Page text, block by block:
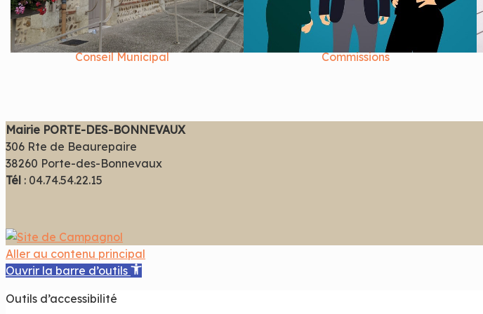
Conseil Municipal Commissions
Mairie PORTE-DES-BONNEVAUX
306 Rte de Beaurepaire
38260 Porte-des-Bonnevaux
Tél : 04.74.54.22.15
Aller au contenu principal
Ouvrir la barre d’outils
Outils d’accessibilité